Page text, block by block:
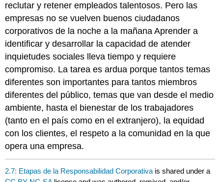
reclutar y retener empleados talentosos. Pero las
empresas no se vuelven buenos ciudadanos
corporativos de la noche a la mañana Aprender a
identificar y desarrollar la capacidad de atender
inquietudes sociales lleva tiempo y requiere
compromiso. La tarea es ardua porque tantos temas
diferentes son importantes para tantos miembros
diferentes del público, temas que van desde el medio
ambiente, hasta el bienestar de los trabajadores
(tanto en el país como en el extranjero), la equidad
con los clientes, el respeto a la comunidad en la que
opera una empresa.
2.7: Etapas de la Responsabilidad Corporativa is shared under a